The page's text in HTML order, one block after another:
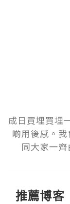
成日買埋買埋
啲用後感。
同大家一
推薦博客